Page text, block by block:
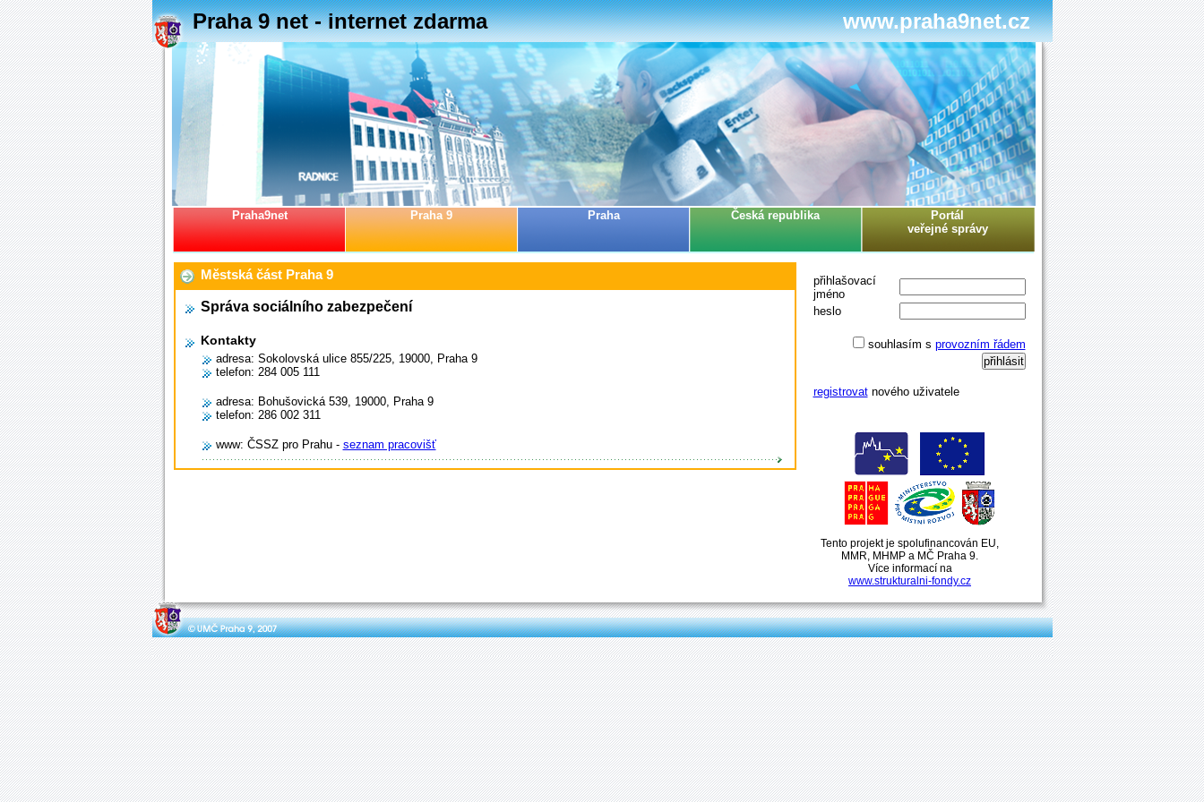
Praha 9 net - internet zdarma www.praha9net.cz
Praha9net Praha 9 Praha Česká republika
Portál
veřejné správy
Městská část Praha 9
Správa sociálního zabezpečení
Kontakty
adresa: Sokolovská ulice 855/225, 19000, Praha 9
telefon: 284 005 111
adresa: Bohušovická 539, 19000, Praha 9
telefon: 286 002 311
www: ČSSZ pro Prahu - seznam pracovišť
přihlašovací
jméno
heslo
souhlasím s provozním řádem
registrovatnového uživatele
Tento projekt je spolufinancován EU,
MMR, MHMP a MČ Praha 9.
Více informací na
www.strukturalni-fondy.cz